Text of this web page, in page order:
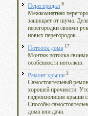
Перегородки 6
Межкомнатная
защищает от шума.
перегородки своими
новых перегородок.
Потолок дома 17
Монтаж потолка
особенности потолков.
Ремонт крыши 3
Самостоятельный
хорошей прочности.
гидроизоляция крыши
Способы
дома или дачи.